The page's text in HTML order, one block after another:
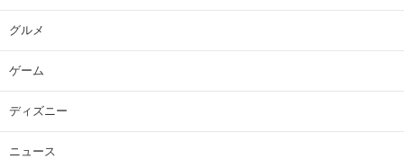
グルメ
ゲーム
ディズニー
ニュース